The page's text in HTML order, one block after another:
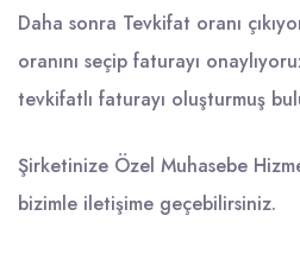
Daha sonra Tevkifat oranı
oranını seçip faturayı
tevkifatlı faturayı oluşturmuş
Şirketinize Özel Muhasebe
bizimle iletişime geçebilirsiniz.